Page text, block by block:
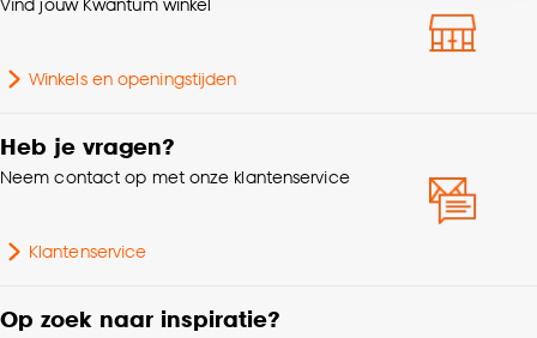
accepteren door op ‘Cookies aanpassen’ te
kan aanpassen, bekijk hiervoor onze
cookieverklaring
Vind jouw Kwantum winkel
Winkels en openingstijden
Heb je vragen?
Neem contact op met onze klantenservice
Klantenservice
Op zoek naar inspiratie?